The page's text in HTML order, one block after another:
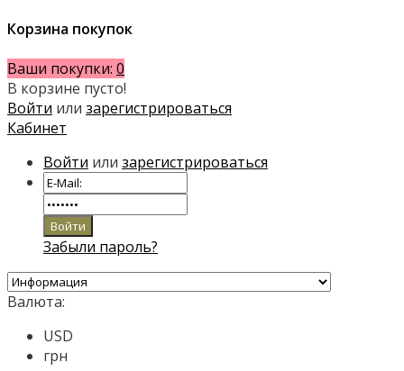
Корзина покупок
Ваши покупки: 0
В корзине пусто!
Войти или зарегистрироваться
Кабинет
Войти или зарегистрироваться
Забыли пароль?
Валюта:
USD
грн